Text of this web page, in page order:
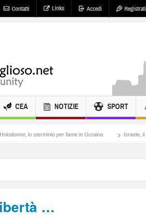
Contatti Links Accedi Registrati
CEA NOTIZIE SPORT
per fame in Ucraina Israele, il sangue degli altri
…